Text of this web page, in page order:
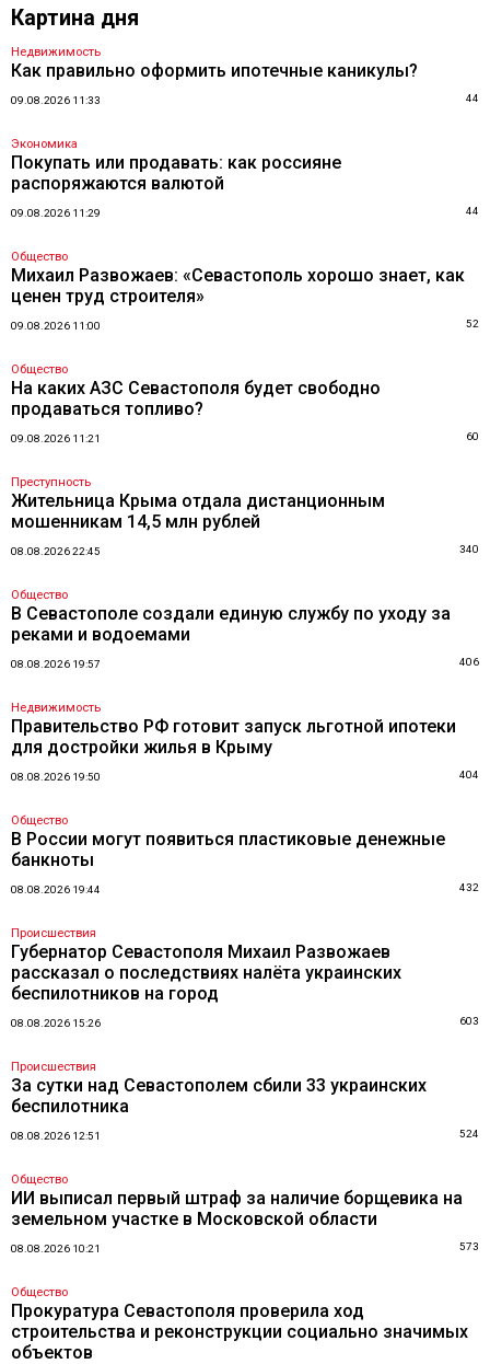
Картина дня
Недвижимость
Как правильно оформить ипотечные каникулы?
09.08.2026 11:33 44
Экономика
Покупать или продавать: как россияне
распоряжаются валютой
09.08.2026 11:29 44
Общество
Михаил Развожаев: «Севастополь хорошо знает, как
ценен труд строителя»
09.08.2026 11:00 52
Общество
На каких АЗС Севастополя будет свободно
продаваться топливо?
09.08.2026 11:21 60
Преступность
Жительница Крыма отдала дистанционным
мошенникам 14,5 млн рублей
08.08.2026 22:45 340
Общество
В Севастополе создали единую службу по уходу за
реками и водоемами
08.08.2026 19:57 406
Недвижимость
Правительство РФ готовит запуск льготной ипотеки
для достройки жилья в Крыму
08.08.2026 19:50 404
Общество
В России могут появиться пластиковые денежные
банкноты
08.08.2026 19:44 432
Происшествия
Губернатор Севастополя Михаил Развожаев
рассказал о последствиях налёта украинских
беспилотников на город
08.08.2026 15:26 603
Происшествия
За сутки над Севастополем сбили 33 украинских
беспилотника
08.08.2026 12:51 524
Общество
ИИ выписал первый штраф за наличие борщевика на
земельном участке в Московской области
08.08.2026 10:21 573
Общество
Прокуратура Севастополя проверила ход
строительства и реконструкции социально значимых
объектов